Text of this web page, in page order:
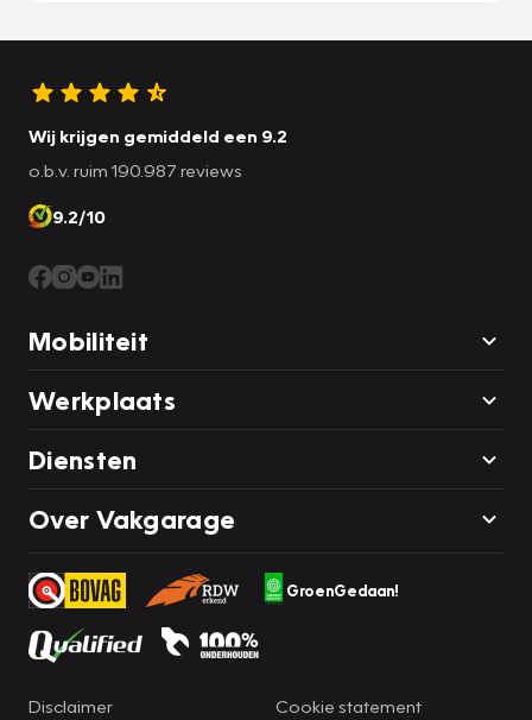
Wij krijgen gemiddeld een 9.2
o.b.v. ruim 190.987 reviews
9.2/10
Mobiliteit
Werkplaats
Diensten
Over Vakgarage
GroenGedaan!
Disclaimer Cookie statement